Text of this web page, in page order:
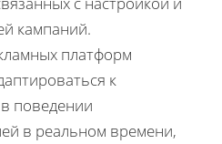
кампаний.
платформ
к
поведении
в реальном времени,